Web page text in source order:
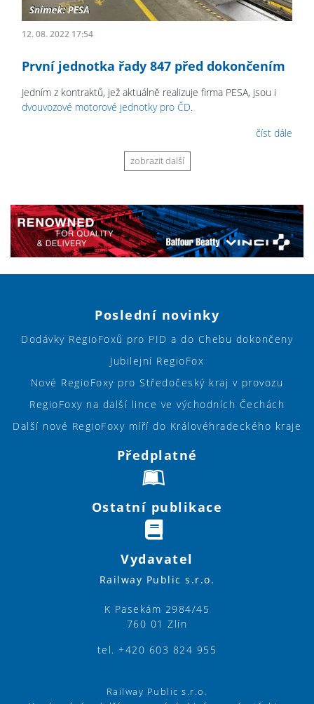
12. 08. 2022 17:54
První jednotka řady 847 před dokončením
Jedním z kontraktů, jež aktuálně realizuje firma PESA, jsou i
dvouvozové motorové jednotky pro ČD.
číst dále
zobrazit další
Poslední novinky
Dodávky RegioFoxů pro PID a do Chebu dokončeny
Jubilejní RegioFox
Nové RegioFoxy pro Středočeský kraj v provozu
RegioFoxy na další lince ve východních Čechách
Další nové RegioFoxy míří do Královéhradeckého kraje
Předplatné
Ostatní publikace
Vydavatel
Railway Public s.r.o.
K Pasekám 2984/45
760 01 Zlín
tel. +420 603 824 955
Railway Public s.r.o.